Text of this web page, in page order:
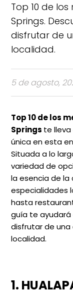
Top 10 de
Springs.
disfrutar de
localidad.
5 de agosto,
Top 10 de los
Springs te lleva
única en esta
Situada a lo
variedad de
la esencia de la
especialidades
hasta
guía te ayudará
disfrutar de
localidad.
1.